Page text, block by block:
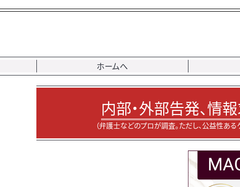
ホームへ
内部・外部告発、情報
（弁護士などのプロが調査。ただし、公益性ある